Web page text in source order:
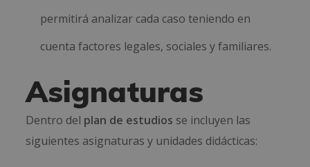
permitirá analizar cada caso teniendo en
cuenta factores legales, sociales y familiares.
Asignaturas
Dentro del plan de estudios se incluyen las
siguientes asignaturas y unidades didácticas: